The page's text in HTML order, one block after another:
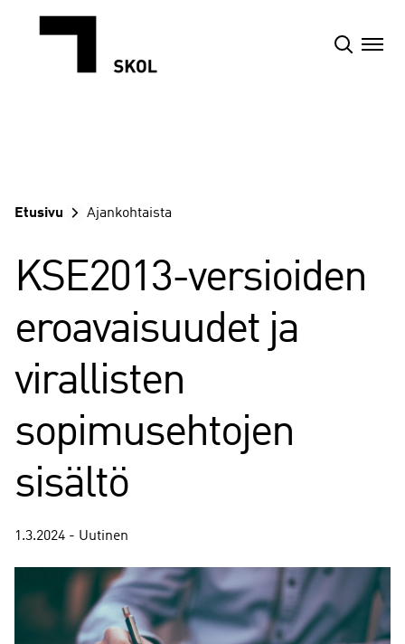
sisältöön
Etusivu Ajankohtaista
KSE2013-versioiden
eroavaisuudet ja
virallisten
sopimusehtojen
sisältö
1.3.2024 - Uutinen